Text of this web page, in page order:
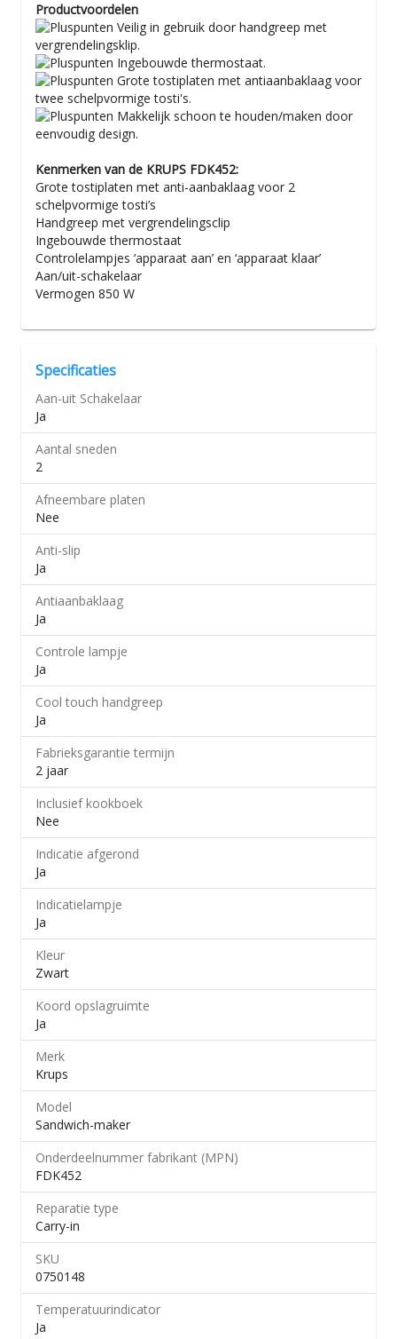
Productvoordelen
Veilig in gebruik door handgreep met
vergrendelingsklip.
Ingebouwde thermostaat.
Grote tostiplaten met antiaanbaklaag voor
twee schelpvormige tosti's.
Makkelijk schoon te houden/maken door
eenvoudig design.
Kenmerken van de KRUPS FDK452:
Grote tostiplaten met anti-aanbaklaag voor 2
schelpvormige tosti’s
Handgreep met vergrendelingsclip
Ingebouwde thermostaat
Controlelampjes ‘apparaat aan’ en ‘apparaat klaar’
Aan/uit-schakelaar
Vermogen 850 W
Specificaties
Aan-uit Schakelaar
Ja
Aantal sneden
2
Afneembare platen
Nee
Anti-slip
Ja
Antiaanbaklaag
Ja
Controle lampje
Ja
Cool touch handgreep
Ja
Fabrieksgarantie termijn
2 jaar
Inclusief kookboek
Nee
Indicatie afgerond
Ja
Indicatielampje
Ja
Kleur
Zwart
Koord opslagruimte
Ja
Merk
Krups
Model
Sandwich-maker
Onderdeelnummer fabrikant (MPN)
FDK452
Reparatie type
Carry-in
SKU
0750148
Temperatuurindicator
Ja